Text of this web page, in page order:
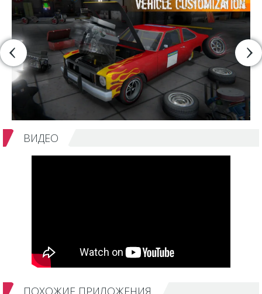
ВИДЕО
ПОХОЖИЕ ПРИЛОЖЕНИЯ